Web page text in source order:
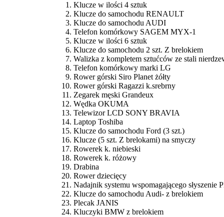
Klucze w ilości 4 sztuk
Klucze do samochodu RENAULT
Klucze do samochodu AUDI
Telefon komórkowy SAGEM MYX-1
Klucze w ilości 6 sztuk
Klucze do samochodu 2 szt. Z brelokiem
Walizka z kompletem sztućców ze stali
Telefon komórkowy marki LG
Rower górski Siro Planet żółty
Rower górski Ragazzi k.srebrny
Zegarek męski Grandeux
Wędka OKUMA
Telewizor LCD SONY BRAVIA
Laptop Toshiba
Klucze do samochodu Ford (3 szt.)
Klucze (5 szt. Z brelokami) na smyczy
Rowerek k. niebieski
Rowerek k. różowy
Drabina
Rower dziecięcy
Nadajnik systemu wspomagającego słyszenie
Klucze do samochodu Audi- z brelokiem
Plecak JANIS
Kluczyki BMW z brelokiem